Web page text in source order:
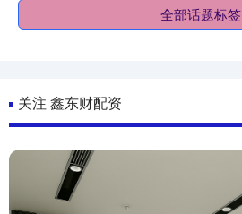
全部话题标签
关注 鑫东财配资